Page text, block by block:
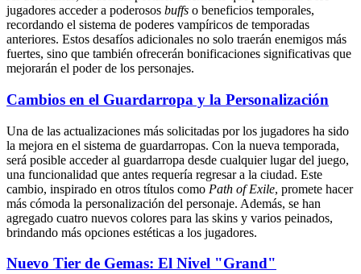
jugadores acceder a poderosos buffs o beneficios temporales,
recordando el sistema de poderes vampíricos de temporadas
anteriores. Estos desafíos adicionales no solo traerán enemigos más
fuertes, sino que también ofrecerán bonificaciones significativas que
mejorarán el poder de los personajes.
Cambios en el Guardarropa y la Personalización
Una de las actualizaciones más solicitadas por los jugadores ha sido
la mejora en el sistema de guardarropas. Con la nueva temporada,
será posible acceder al guardarropa desde cualquier lugar del juego,
una funcionalidad que antes requería regresar a la ciudad. Este
cambio, inspirado en otros títulos como Path of Exile, promete hacer
más cómoda la personalización del personaje. Además, se han
agregado cuatro nuevos colores para las skins y varios peinados,
brindando más opciones estéticas a los jugadores.
Nuevo Tier de Gemas: El Nivel "Grand"